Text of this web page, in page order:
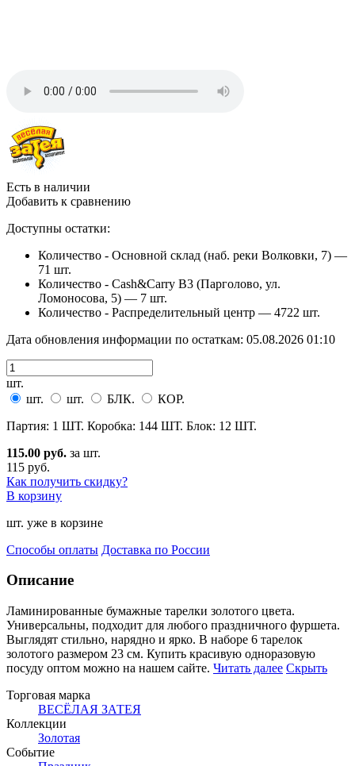
Есть в наличии
Добавить к сравнению
Доступны остатки:
Количество - Основной склад (наб. реки Волковки, 7) —
71 шт.
Количество - Cash&Carry B3 (Парголово, ул.
Ломоносова, 5) — 7 шт.
Количество - Распределительный центр — 4722 шт.
Дата обновления информации по остаткам: 05.08.2026 01:10
шт.
шт.
шт. БЛК.
КОР.
Партия: 1 ШТ. Коробка: 144 ШТ. Блок: 12 ШТ.
115.00 руб. за шт.
115 руб.
Как получить скидку?
В корзину
шт. уже в корзине
Способы оплаты Доставка по России
Описание
Ламинированные бумажные тарелки золотого цвета.
Универсальны, подходит для любого праздничного фуршета.
Выглядят стильно, нарядно и ярко. В наборе 6 тарелок
золотого размером 23 см. Купить красивую одноразовую
посуду оптом можно на нашем сайте. Читать далее Скрыть
Торговая марка
ВЕСЁЛАЯ ЗАТЕЯ
Коллекции
Золотая
Событие